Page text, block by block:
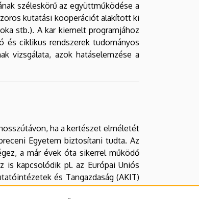
széleskörű az együttműködése a
kutatási kooperációt alakított ki
stb.). A kar kiemelt programjához
és ciklikus rendszerek tudományos
vizsgálata, azok hatáselemzése a
ha a kertészet elméletét
Egyetem biztosítani tudta. Az
a már évek óta sikerrel működő
is kapcsolódik pl. az Európai Uniós
és Tangazdaság (AKIT)
hátterét, ahol gyümölcs-, zöldség-